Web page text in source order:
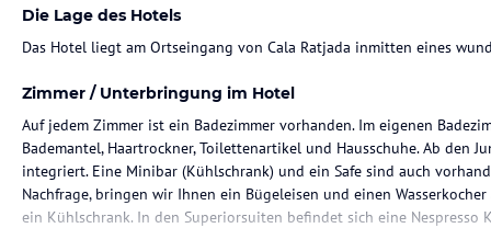
Die Lage des Hotels
Das Hotel liegt am Ortseingang von Cala Ratjada inmitten eines
Zimmer / Unterbringung im Hotel
Auf jedem Zimmer ist ein Badezimmer vorhanden. Im eigenen
Bademantel, Haartrockner, Toilettenartikel und Hausschuhe. Ab den
integriert. Eine Minibar (Kühlschrank) und ein Safe sind auch
Nachfrage, bringen wir Ihnen ein Bügeleisen und einen
ein Kühlschrank. In den Superiorsuiten befindet sich eine Nespresso